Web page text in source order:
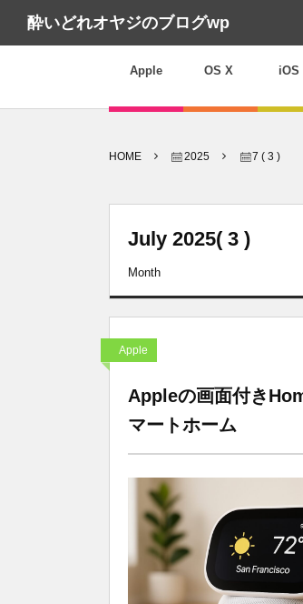
酔いどれオヤジのブログwp
Apple OS X
HOME 2025 7 ( 3 )
July 2025( 3 )
Month
Apple
Appleの画面付き
マートホーム